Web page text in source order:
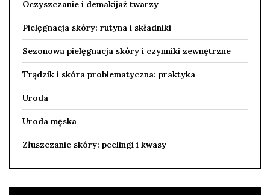
Oczyszczanie i demakijaż twarzy
Pielęgnacja skóry: rutyna i składniki
Sezonowa pielęgnacja skóry i czynniki zewnętrzne
Trądzik i skóra problematyczna: praktyka
Uroda
Uroda męska
Złuszczanie skóry: peelingi i kwasy